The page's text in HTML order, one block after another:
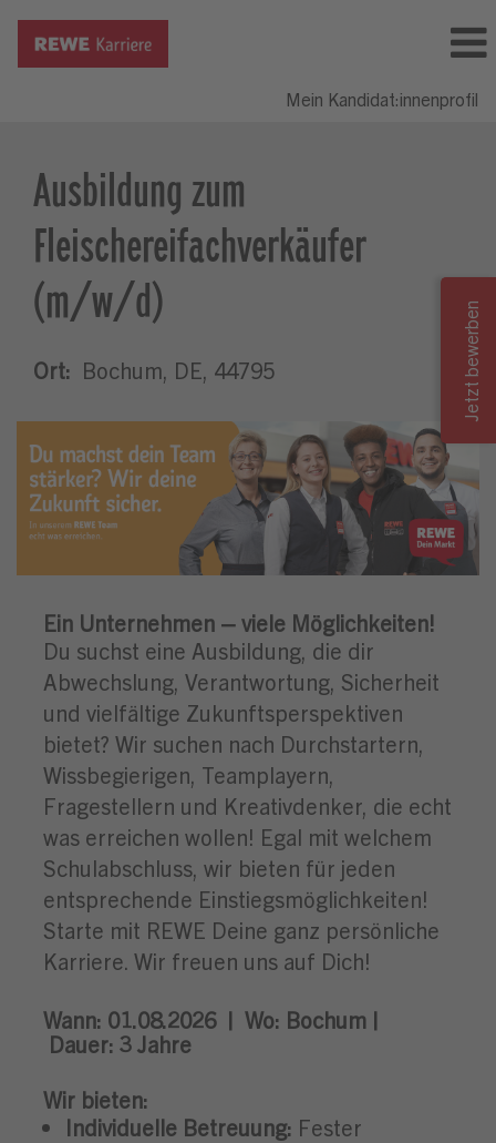
Mein Kandidat:innenprofil
Ausbildung zum
Fleischereifachverkäufer
(m/w/d)
Ort: Bochum, DE, 44795
Ein Unternehmen – viele Möglichkeiten!
Du suchst eine Ausbildung, die dir
Abwechslung, Verantwortung, Sicherheit
und vielfältige Zukunftsperspektiven
bietet? Wir suchen nach Durchstartern,
Wissbegierigen, Teamplayern,
Fragestellern und Kreativdenker, die echt
was erreichen wollen! Egal mit welchem
Schulabschluss, wir bieten für jeden
entsprechende Einstiegsmöglichkeiten!
Starte mit REWE Deine ganz persönliche
Karriere. Wir freuen uns auf Dich!
Wann: 01.08.2026 | Wo: Bochum |
Dauer: 3 Jahre
Wir bieten:
Individuelle Betreuung: Fester